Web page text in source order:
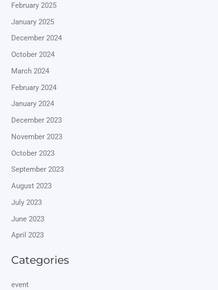
February 2025
January 2025
December 2024
October 2024
March 2024
February 2024
January 2024
December 2023
November 2023
October 2023
September 2023
August 2023
July 2023
June 2023
April 2023
Categories
event